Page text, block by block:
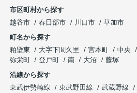
市区町村から探す
越谷市
春日部市 川口市
草加市
町名から探す
粕壁東
大字下間久里 宮本町 中央
弥栄町
登戸町 南 大沼
藤塚
沿線から探す
東武伊勢崎線
東武野田線 武蔵野線